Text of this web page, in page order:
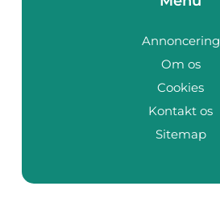
Annoncering
Om os
Cookies
Kontakt os
Sitemap